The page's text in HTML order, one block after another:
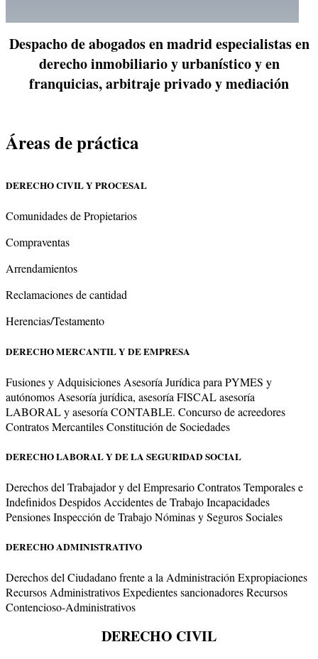
Despacho de abogados en madrid especialistas en
derecho inmobiliario y urbanístico y en
franquicias, arbitraje privado y mediación
Áreas de práctica
DERECHO CIVIL Y PROCESAL
Comunidades de Propietarios
Compraventas
Arrendamientos
Reclamaciones de cantidad
Herencias/Testamento
DERECHO MERCANTIL Y DE EMPRESA
Fusiones y Adquisiciones Asesoría Jurídica para PYMES y
autónomos Asesoría jurídica, asesoría FISCAL asesoría
LABORAL y asesoría CONTABLE. Concurso de acreedores
Contratos Mercantiles Constitución de Sociedades
DERECHO LABORAL Y DE LA SEGURIDAD SOCIAL
Derechos del Trabajador y del Empresario Contratos Temporales e
Indefinidos Despidos Accidentes de Trabajo Incapacidades
Pensiones Inspección de Trabajo Nóminas y Seguros Sociales
DERECHO ADMINISTRATIVO
Derechos del Ciudadano frente a la Administración Expropiaciones
Recursos Administrativos Expedientes sancionadores Recursos
Contencioso-Administrativos
DERECHO CIVIL